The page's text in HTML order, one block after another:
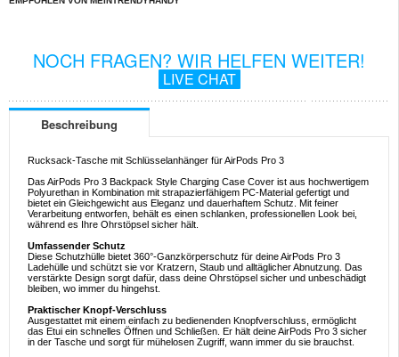
NOCH FRAGEN? WIR HELFEN WEITER!
LIVE CHAT
Beschreibung
Rucksack-Tasche mit Schlüsselanhänger für AirPods Pro 3
Das AirPods Pro 3 Backpack Style Charging Case Cover ist aus hochwertigem
Polyurethan in Kombination mit strapazierfähigem PC-Material gefertigt und
bietet ein Gleichgewicht aus Eleganz und dauerhaftem Schutz. Mit feiner
Verarbeitung entworfen, behält es einen schlanken, professionellen Look bei,
während es Ihre Ohrstöpsel sicher hält.
Umfassender Schutz
Diese Schutzhülle bietet 360°-Ganzkörperschutz für deine AirPods Pro 3
Ladehülle und schützt sie vor Kratzern, Staub und alltäglicher Abnutzung. Das
verstärkte Design sorgt dafür, dass deine Ohrstöpsel sicher und unbeschädigt
bleiben, wo immer du hingehst.
Praktischer Knopf-Verschluss
Ausgestattet mit einem einfach zu bedienenden Knopfverschluss, ermöglicht
das Etui ein schnelles Öffnen und Schließen. Er hält deine AirPods Pro 3 sicher
in der Tasche und sorgt für mühelosen Zugriff, wann immer du sie brauchst.